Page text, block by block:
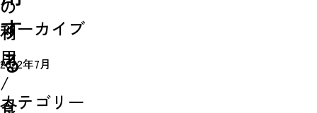
Simulation
CO₂削減効果を測る
す
る
の
利
用
/
食
アーカイブ
2022年7月
カテゴリー